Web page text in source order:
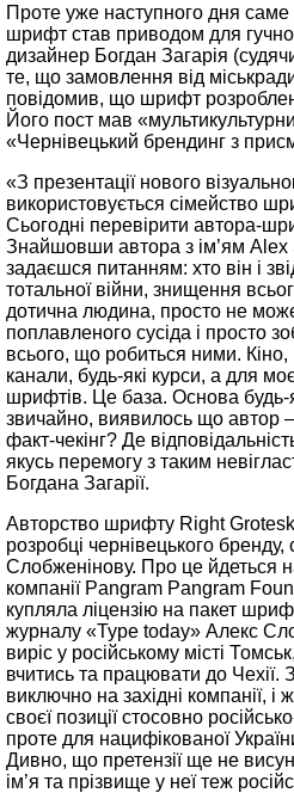
Проте уже наступного дня
шрифт став приводом для
дизайнер Богдан Загарія
те, що замовлення від
повідомив, що шрифт
Його пост мав
«Чернівецький брендинг з
«З презентації нового
використовується сімейство
Сьогодні перевірити автора-
Знайшовши автора з ім’ям
задаєшся питанням: хто він і
тотальної війни, знищення
дотична людина, просто не
поплавленого сусіда і просто
всього, що робиться ними. Кіно,
канали, будь-які курси, а для
шрифтів. Це база. Основа будь-
звичайно, виявилось що автор
факт-чекінг? Де
якусь перемогу з таким
Богдана Загарії.
Авторство шрифту Right
розробці чернівецького
Слобженінову. Про це йдеться
компанії Pangram Pangram
купляла ліцензію на пакет
журналу «Type today» Алекс
виріс у російському місті
вчитись та працювати до Чехії.
виключно на західні компанії,
своєї позиції стосовно
проте для нацифікованої
Дивно, що претензії ще не
ім’я та прізвище у неї теж